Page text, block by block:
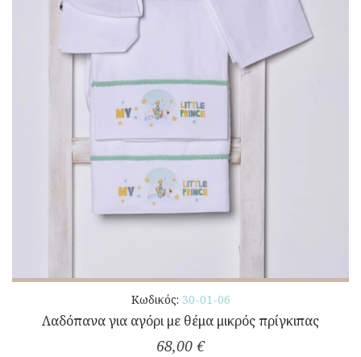
Κωδικός: 30-01-06
Λαδόπανα για αγόρι με θέμα μικρός πρίγκιπας
68,00 €